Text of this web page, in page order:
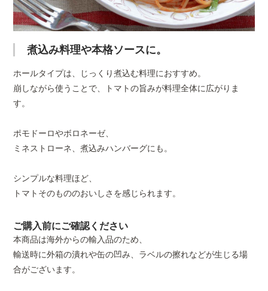
煮込み料理や本格ソースに。
ホールタイプは、じっくり煮込む料理におすすめ。
崩しながら使うことで、トマトの旨みが料理全体に広がりま
す。
ポモドーロやボロネーゼ、
ミネストローネ、煮込みハンバーグにも。
シンプルな料理ほど、
トマトそのもののおいしさを感じられます。
ご購入前にご確認ください
本商品は海外からの輸入品のため、
輸送時に外箱の潰れや缶の凹み、ラベルの擦れなどが生じる場
合がございます。